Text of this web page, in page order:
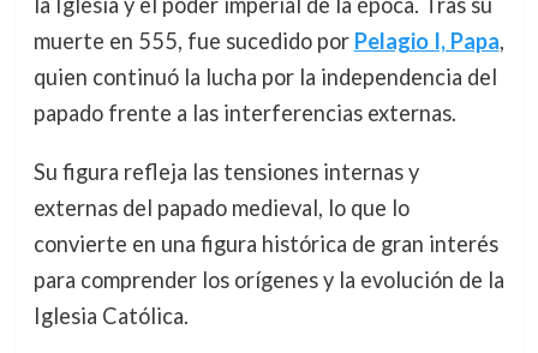
muerte en 555, fue sucedido por Pelagio I, Papa,
quien continuó la lucha por la independencia del
papado frente a las interferencias externas.
Su figura refleja las tensiones internas y
externas del papado medieval, lo que lo
convierte en una figura histórica de gran interés
para comprender los orígenes y la evolución de la
Iglesia Católica.